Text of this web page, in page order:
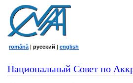
română | русский | english
Национальный Совет по